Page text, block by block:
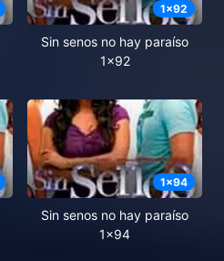
1x92
Sin senos no hay paraíso
1x92
1x94
Sin senos no hay paraíso
1x94